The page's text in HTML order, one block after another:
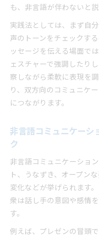
も、非言語が伴わないと
実践法としては、まず自
声のトーンをチェックす
ッセージを伝える場面で
ェスチャーで強調したり
察しながら柔軟に表現を
り、双方向のコミュニケ
につながります。
非言語コミュニケーシ
ク
非言語コミュニケーショ
ト、うなずき、オープン
変化などが挙げられます
衆は話し手の意図や感情
す。
例えば、プレゼンの冒頭